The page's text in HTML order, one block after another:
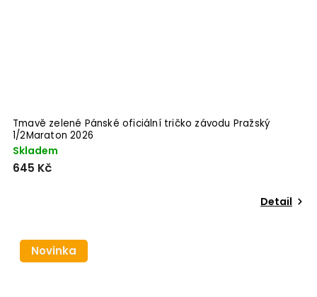
Tmavě zelené Pánské oficiální tričko závodu Pražský
1/2Maraton 2026
Skladem
645 Kč
Detail
Novinka